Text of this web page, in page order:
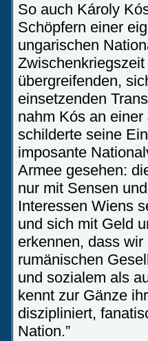
So auch Károly
Schöpfern einer
ungarischen
übergreifenden,
einsetzenden
nahm Kós an
schilderte seine
imposante
Armee gesehen:
nur mit Sensen
Interessen Wiens
und sich mit Geld
erkennen, dass
rumänischen
und sozialem als
kennt zur Gänze
diszipliniert,
Nation.”